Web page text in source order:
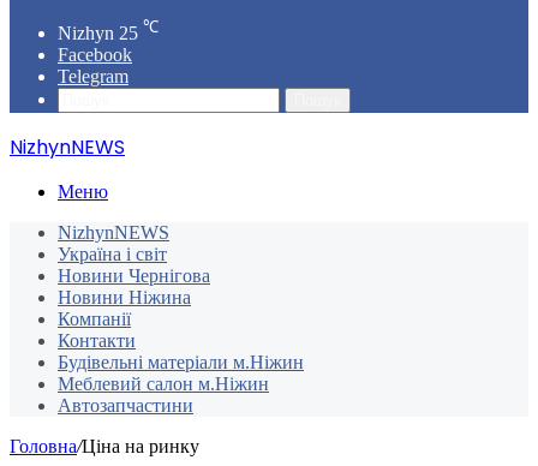
Nizhyn 25 ℃
Facebook
Telegram
NizhynNEWS
Меню
NizhynNEWS
Україна і світ
Новини Чернігова
Новини Ніжина
Компанії
Контакти
Будівельні матеріали м.Ніжин
Меблевий салон м.Ніжин
Автозапчастини
Головна/Ціна на ринку